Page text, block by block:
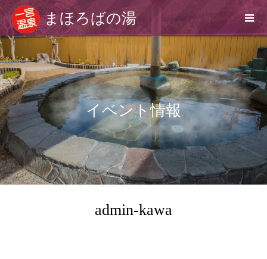
まほろばの湯
イベント情報
admin-kawa